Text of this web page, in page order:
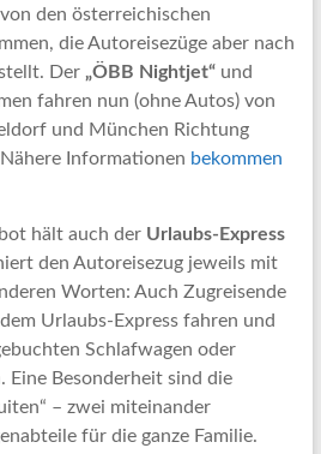
den österreichischen
die Autoreisezüge aber nach
Der „ÖBB Nightjet“und
fahren nun (ohne Autos) von
und München Richtung
Informationen bekommen
hält auch der Urlaubs-Express
den Autoreisezug jeweils mit
Worten: Auch Zugreisende
Urlaubs-Express fahren und
Schlafwagen oder
Eine Besonderheit sind die
– zwei miteinander
für die ganze Familie.